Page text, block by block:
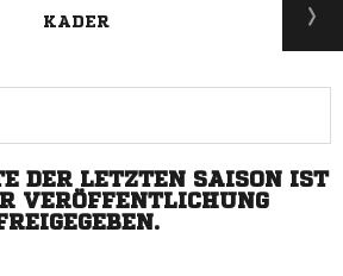
KADER
DER LETZTEN SAISON IST
VERÖFFENTLICHUNG